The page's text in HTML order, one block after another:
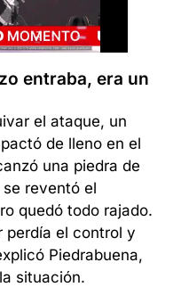
entraba, era un
el ataque, un
de lleno en el
una piedra de
reventó el
quedó todo rajado.
perdía el control y
Piedrabuena,
situación.